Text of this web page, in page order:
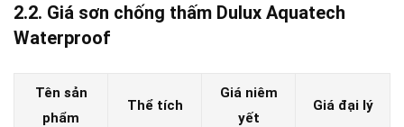
2.2. Giá sơn chống thấm Dulux Aquatech
Waterproof
Tên sản
phẩm
Thể tích
Giá niêm
yết
Giá đại lý